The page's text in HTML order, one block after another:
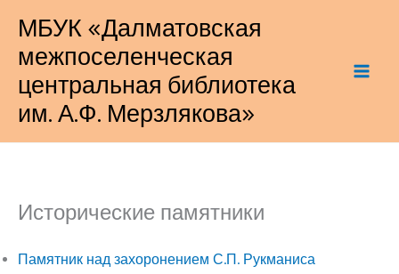
содержимому
МБУК «Далматовская
межпоселенческая
центральная библиотека
им. А.Ф. Мерзлякова»
Исторические памятники
Памятник над захоронением С.П. Рукманиса